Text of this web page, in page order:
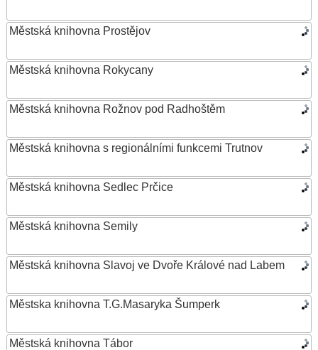
Městská knihovna Prostějov
Městská knihovna Rokycany
Městská knihovna Rožnov pod Radhoštěm
Městská knihovna s regionálními funkcemi Trutnov
Městská knihovna Sedlec Prčice
Městská knihovna Semily
Městská knihovna Slavoj ve Dvoře Králové nad Labem
Městska knihovna T.G.Masaryka Šumperk
Městská knihovna Tábor